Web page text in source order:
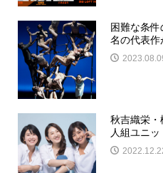
困難な条
名の代表作
秋吉織栄・
人組ユニッ